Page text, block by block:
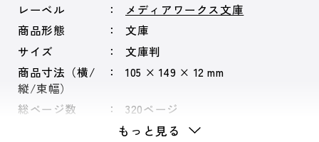
レーベル
メディアワークス文庫
商品形態
文庫
サイズ
文庫判
商品寸法（横/
縦/束幅）
105 × 149 × 12 mm
総ページ数 320ページ
もっと見る